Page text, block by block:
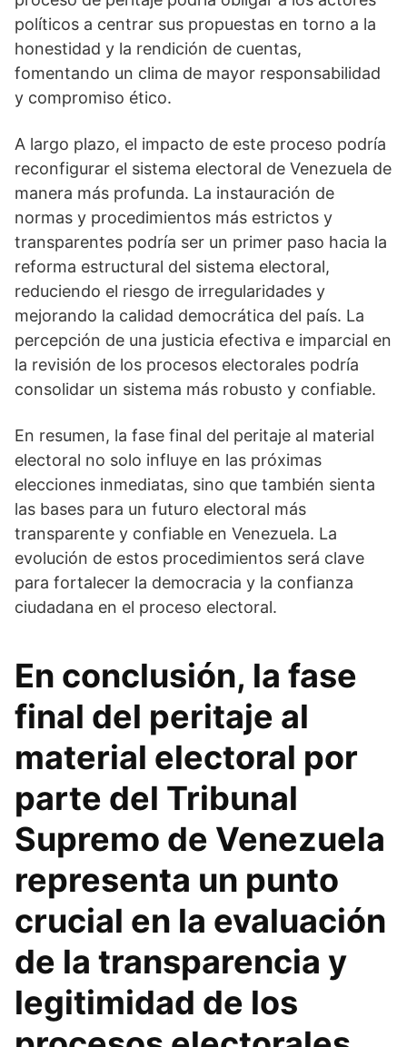
políticos a centrar sus propuestas en torno a la
honestidad y la rendición de cuentas,
fomentando un clima de mayor responsabilidad
y compromiso ético.
A largo plazo, el impacto de este proceso podría
reconfigurar el sistema electoral de Venezuela de
manera más profunda. La instauración de
normas y procedimientos más estrictos y
transparentes podría ser un primer paso hacia la
reforma estructural del sistema electoral,
reduciendo el riesgo de irregularidades y
mejorando la calidad democrática del país. La
percepción de una justicia efectiva e imparcial en
la revisión de los procesos electorales podría
consolidar un sistema más robusto y confiable.
En resumen, la fase final del peritaje al material
electoral no solo influye en las próximas
elecciones inmediatas, sino que también sienta
las bases para un futuro electoral más
transparente y confiable en Venezuela. La
evolución de estos procedimientos será clave
para fortalecer la democracia y la confianza
ciudadana en el proceso electoral.
En conclusión, la fase
final del peritaje al
material electoral por
parte del Tribunal
Supremo de Venezuela
representa un punto
crucial en la evaluación
de la transparencia y
legitimidad de los